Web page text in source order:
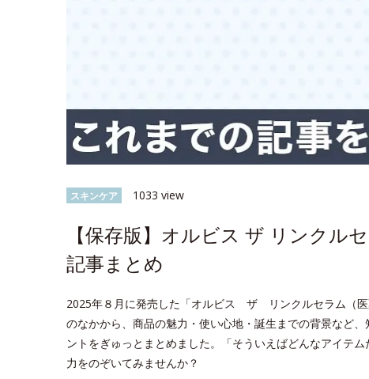
スキンケア 1033 view
【保存版】オルビス ザ リンクル
記事まとめ
2025年８月に発売した「オルビス ザ リンクルセラム（
のなかから、商品の魅力・使い心地・誕生までの背景など
ントをぎゅっとまとめました。「そういえばどんなアイテ
力をのぞいてみませんか？